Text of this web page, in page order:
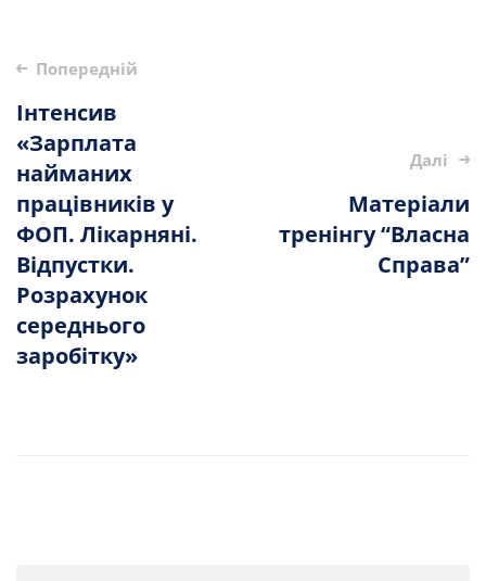
Опублікувати
навігацію
Попередній
Інтенсив
«Зарплата
найманих
працівників у
ФОП. Лікарняні.
Відпустки.
Розрахунок
середнього
заробітку»
Далі
Матеріали
тренінгу “Власна
Справа”